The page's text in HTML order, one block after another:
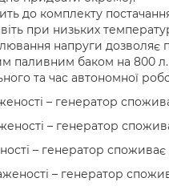
до комплекту
при низьких
напруги дозволяє
паливним баком на 800 л.
та час автономної
– генератор
– генератор
– генератор
– генератор